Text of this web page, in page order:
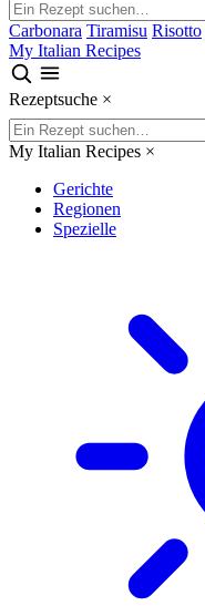
Carbonara Tiramisu Risotto
My Italian Recipes
Rezeptsuche ×
My Italian Recipes ×
Gerichte
Regionen
Spezielle